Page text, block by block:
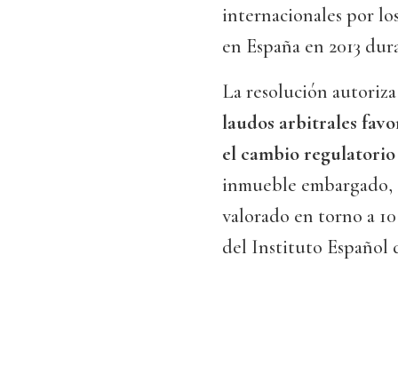
internacionales por
en España en 2013
La resolución
laudos arbitrales
el cambio regulatorio
inmueble
valorado en torno a
del Instituto Español